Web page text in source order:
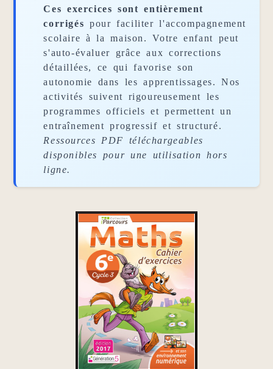
Ces exercices sont entièrement
corrigés pour faciliter l'accompagnement
scolaire à la maison. Votre enfant peut
s'auto-évaluer grâce aux corrections
détaillées, ce qui favorise son
autonomie dans les apprentissages. Nos
activités suivent rigoureusement les
programmes officiels et permettent un
entraînement progressif et structuré.
Ressources PDF téléchargeables
disponibles pour une utilisation hors
ligne.